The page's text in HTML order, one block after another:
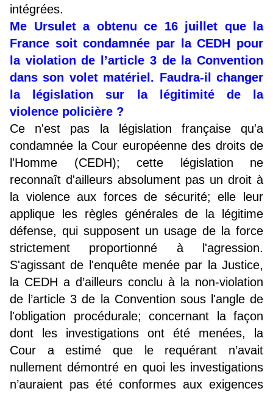
intégrées.
Me Ursulet a obtenu ce 16 juillet que la
France soit condamnée par la CEDH pour
la violation de l’article 3 de la Convention
dans son volet matériel. Faudra-il changer
la législation sur la légitimité de la
violence policière ?
Ce n'est pas la législation française qu'a
condamnée la Cour européenne des droits de
l'Homme (CEDH); cette législation ne
reconnaît d'ailleurs absolument pas un droit à
la violence aux forces de sécurité; elle leur
applique les règles générales de la légitime
défense, qui supposent un usage de la force
strictement proportionné à l'agression.
S'agissant de l'enquête menée par la Justice,
la CEDH a d’ailleurs conclu à la non-violation
de l’article 3 de la Convention sous l'angle de
l'obligation procédurale; concernant la façon
dont les investigations ont été menées, la
Cour a estimé que le requérant n’avait
nullement démontré en quoi les investigations
n’auraient pas été conformes aux exigences